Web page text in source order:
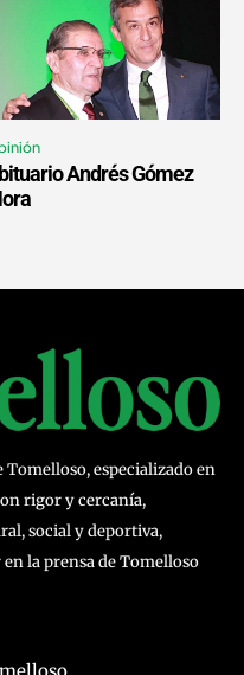
Andrés Gómez
especializado en
rigor y cercanía,
social y deportiva,
la prensa de Tomelloso